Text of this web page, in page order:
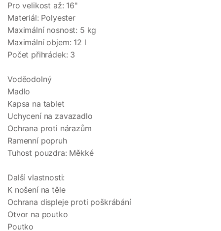
Pro velikost až: 16"
Materiál: Polyester
Maximální nosnost: 5 kg
Maximální objem: 12 l
Počet přihrádek: 3
Voděodolný
Madlo
Kapsa na tablet
Uchycení na zavazadlo
Ochrana proti nárazům
Ramenní popruh
Tuhost pouzdra: Měkké
Další vlastnosti:
K nošení na těle
Ochrana displeje proti poškrábání
Otvor na poutko
Poutko